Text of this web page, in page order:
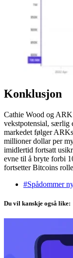
Konklusjon
Cathie Wood og
vekstpotensial, særlig
markedet følger
millioner dollar per
imidlertid fortsatt
evne til å bryte forbi
fortsetter Bitcoins
#Spådommer
Du vil kanskje også like: